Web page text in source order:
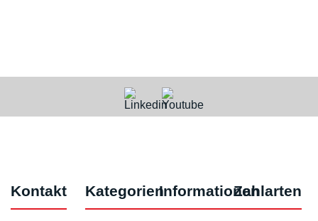
Kontakt KategorienInformationenZahlarten